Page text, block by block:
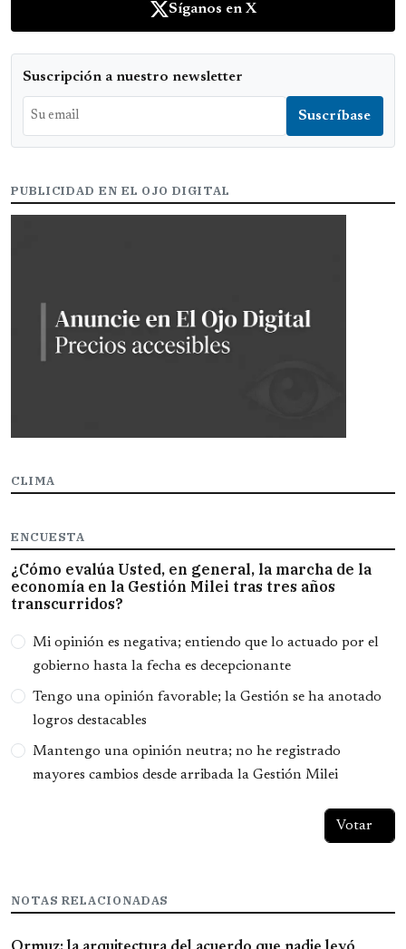
Síganos en X
Suscripción a nuestro newsletter
PUBLICIDAD EN EL OJO DIGITAL
CLIMA
ENCUESTA
¿Cómo evalúa Usted, en general, la marcha de la
economía en la Gestión Milei tras tres años
transcurridos?
Opciones
Mi opinión es negativa; entiendo que lo actuado por el
gobierno hasta la fecha es decepcionante
Tengo una opinión favorable; la Gestión se ha anotado
logros destacables
Mantengo una opinión neutra; no he registrado
mayores cambios desde arribada la Gestión Milei
NOTAS RELACIONADAS